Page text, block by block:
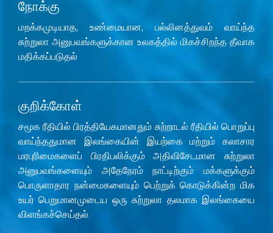
நோக்கு
மறக்கமுடியாத, உண்மையான, பல்லினத்துவம் வாய்ந்த
சுற்றுலா அனுபவங்களுக்கான உலகத்தில் மிகச்சிறந்த தீவாக
மதிக்கப்படுதல்
குறிக்கோள்
சமூக ரீதியில் பிரத்தியேகமானதும் சுற்றாடல் ரீதியில் பொறுப்பு
வாய்ந்ததுமான இலங்கையின் இயற்கை மற்றும் கலாசார
மரபுரிமைகளைப் பிரதிபலிக்கும் அதிவிசேடமான சுற்றுலா
அனுபவங்களையும் அதேநேரம் நாட்டிற்கும் மக்களுக்கும்
பொருளாதார நன்மைகளையும் பெற்றுக் கொடுக்கின்ற மிக
உயர் பெறுமானமுடைய ஒரு சுற்றுலா தலமாக இலங்கையை
விளங்கச்செய்தல்.